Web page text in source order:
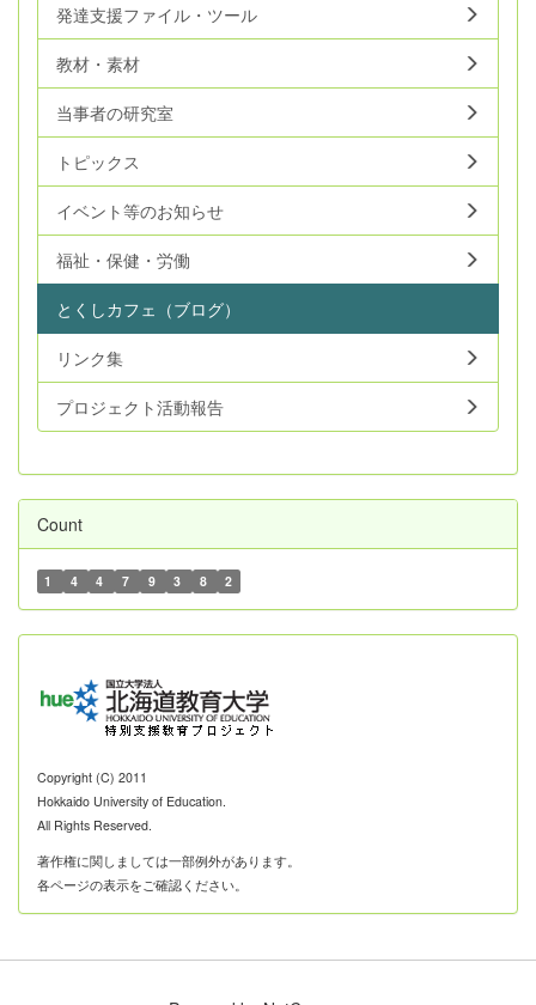
発達支援ファイル・ツール
教材・素材
当事者の研究室
トピックス
イベント等のお知らせ
福祉・保健・労働
とくしカフェ（ブログ）
リンク集
プロジェクト活動報告
Count
1 4 4 7 9 3 8 2
Copyright (C) 2011
Hokkaido University of Education.
All Rights Reserved.
著作権に関しましては一部例外があります。
各ページの表示をご確認ください。